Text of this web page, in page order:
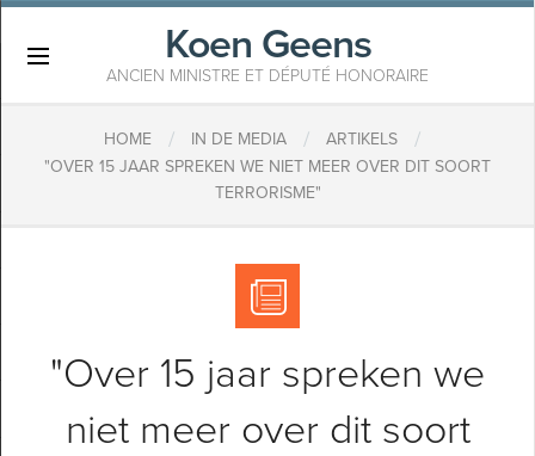
Koen Geens
ANCIEN MINISTRE ET DÉPUTÉ HONORAIRE
HOME / IN DE MEDIA / ARTIKELS /
"OVER 15 JAAR SPREKEN WE NIET MEER OVER DIT SOORT
TERRORISME"
"Over 15 jaar spreken we
niet meer over dit soort